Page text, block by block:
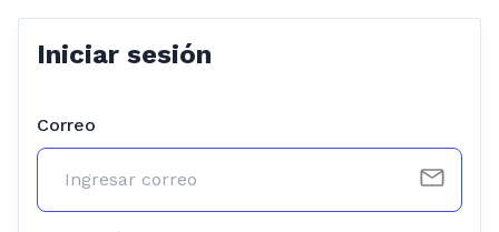
Iniciar sesión
Correo